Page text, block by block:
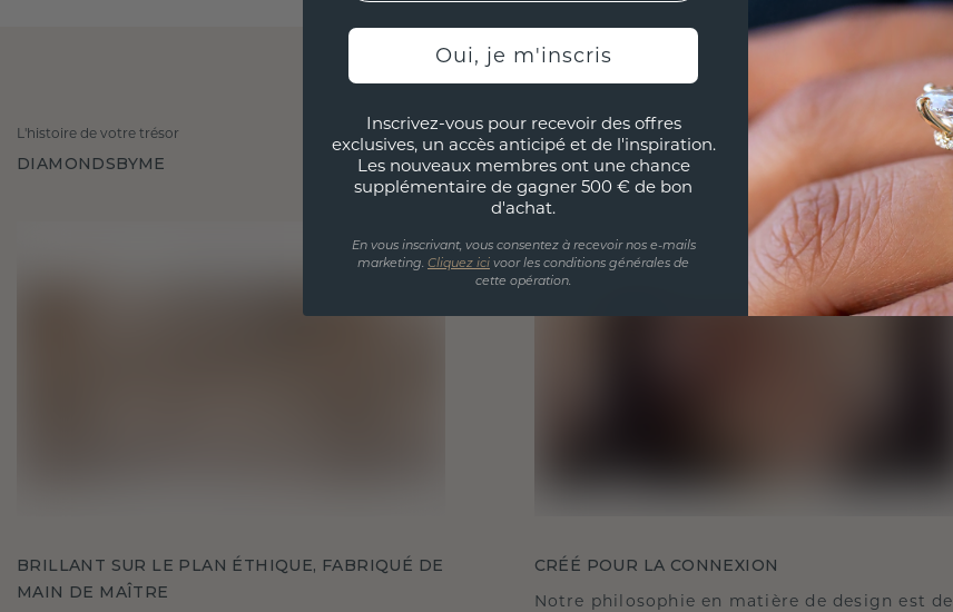
L'histoire de votre trésor
DIAMONDSBYME
BRILLANT SUR LE PLAN ÉTHIQUE, FABRIQUÉ DE
MAIN DE MAÎTRE
CRÉÉ POUR LA CONNEXION
Notre philosophie en matière de design est de
Oui, je m'inscris
Inscrivez-vous pour recevoir des offres
exclusives, un accès anticipé et de l'inspiration.
Les nouveaux membres ont une chance
supplémentaire de gagner 500 € de bon
d'achat.
En vous inscrivant, vous consentez à recevoir nos e-mails
marketing. Cliquez ici voor les conditions générales de
cette opération.